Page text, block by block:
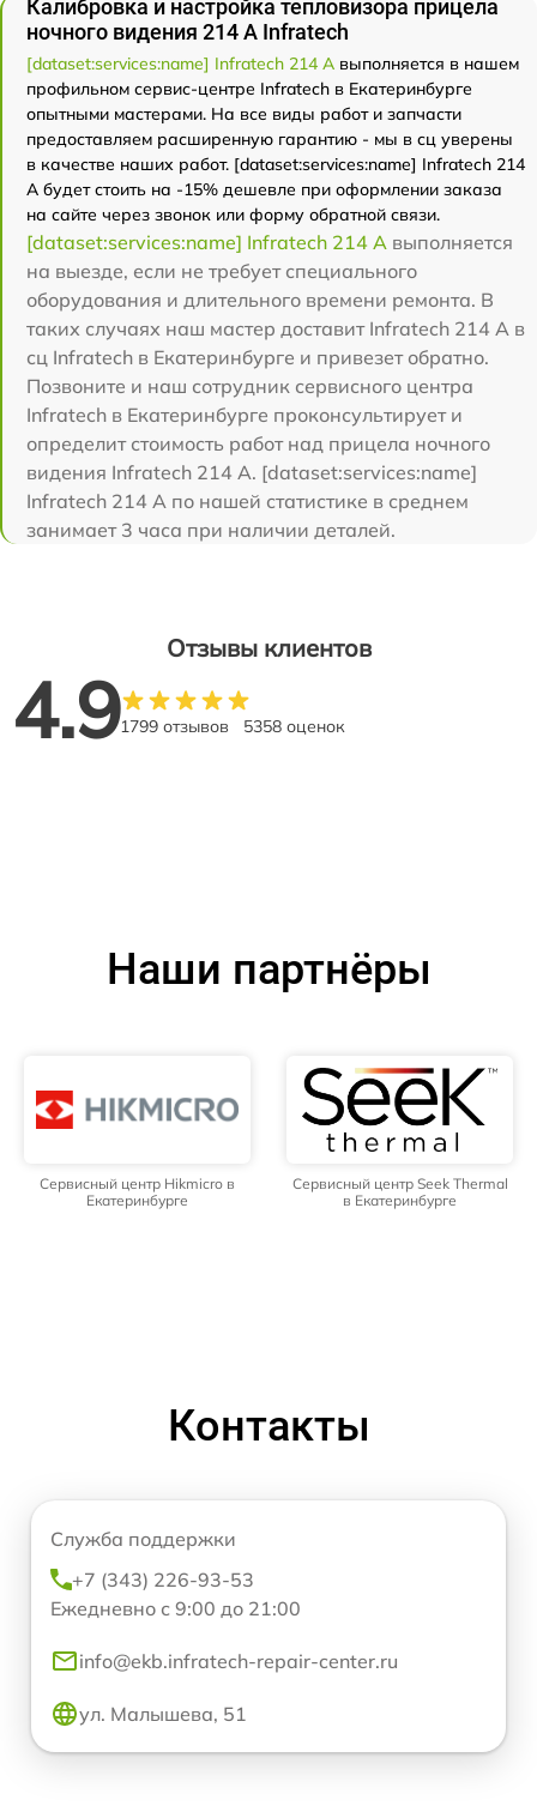
Калибровка и настройка тепловизора прицела
ночного видения 214 А Infratech
[dataset:services:name] Infratech 214 А выполняется в нашем
профильном сервис-центре Infratech в Екатеринбурге
опытными мастерами. На все виды работ и запчасти
предоставляем расширенную гарантию - мы в сц уверены
в качестве наших работ. [dataset:services:name] Infratech 214
А будет стоить на -15% дешевле при оформлении заказа
на сайте через звонок или форму обратной связи.
[dataset:services:name] Infratech 214 А выполняется
на выезде, если не требует специального
оборудования и длительного времени ремонта. В
таких случаях наш мастер доставит Infratech 214 А в
сц Infratech в Екатеринбурге и привезет обратно.
Позвоните и наш сотрудник сервисного центра
Infratech в Екатеринбурге проконсультирует и
определит стоимость работ над прицела ночного
видения Infratech 214 А. [dataset:services:name]
Infratech 214 А по нашей статистике в среднем
занимает 3 часа при наличии деталей.
Отзывы клиентов
4.91799 отзывов 5358 оценок
Наши партнёры
Сервисный центр Hikmicro в
Екатеринбурге
Сервисный центр Seek Thermal
в Екатеринбурге
Контакты
Служба поддержки
+7 (343) 226-93-53
Ежедневно с 9:00 до 21:00
info@ekb.infratech-repair-center.ru
ул. Малышева, 51